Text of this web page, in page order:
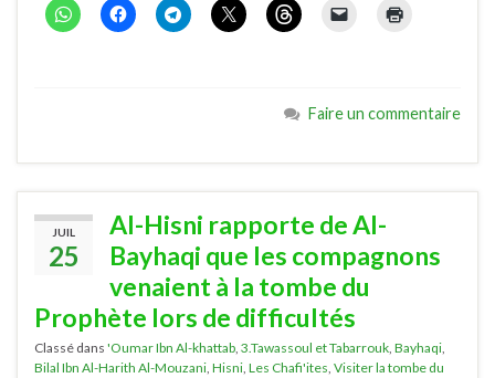
Faire un commentaire
JUIL
25
Al-Hisni rapporte de Al-
Bayhaqi que les compagnons
venaient à la tombe du
Prophète lors de difficultés
Classé dans 'Oumar Ibn Al-khattab, 3.Tawassoul et Tabarrouk, Bayhaqi,
Bilal Ibn Al-Harith Al-Mouzani, Hisni, Les Chafi'ites, Visiter la tombe du